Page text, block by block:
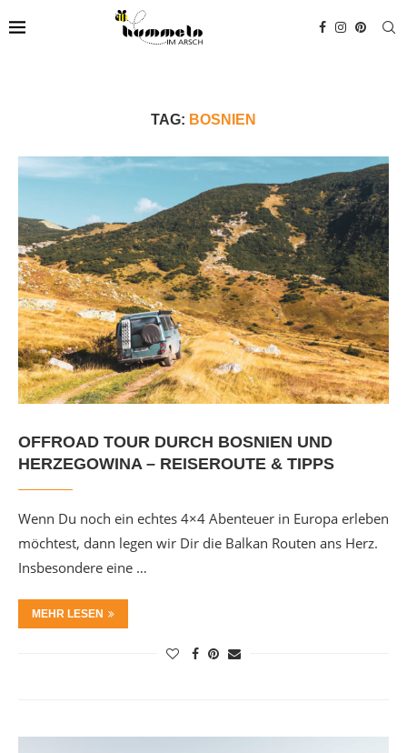
TAG: BOSNIEN
OFFROAD TOUR DURCH BOSNIEN UND
HERZEGOWINA – REISEROUTE & TIPPS
Wenn Du noch ein echtes 4×4 Abenteuer in Europa erleben
möchtest, dann legen wir Dir die Balkan Routen ans Herz.
Insbesondere eine …
MEHR LESEN